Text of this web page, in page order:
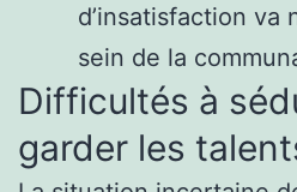
d’insatisfaction va
sein de la
Difficultés à
garder les